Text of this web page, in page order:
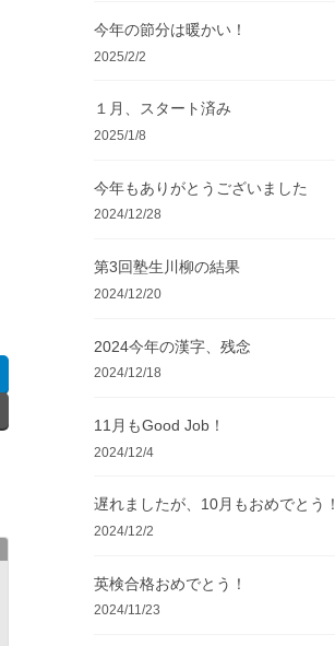
今年の節分は暖かい！
2025/2/2
１月、スタート済み
2025/1/8
今年もありがとうございました
2024/12/28
第3回塾生川柳の結果
2024/12/20
2024今年の漢字、残念
2024/12/18
11月もGood Job！
2024/12/4
遅れましたが、10月もおめでとう！
2024/12/2
英検合格おめでとう！
2024/11/23